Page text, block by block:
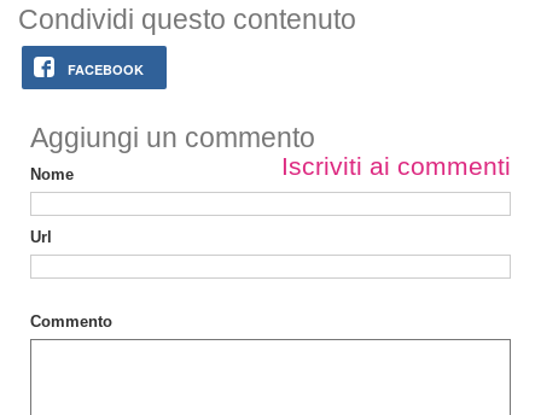
Condividi questo contenuto
FACEBOOK
Aggiungi un commento
Iscriviti ai commenti
Nome
Url
Commento